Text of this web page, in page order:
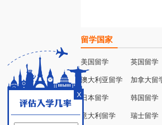
X
留学国家
美国留学 英国留学
澳大利亚留学 加拿大留
日本留学 韩国留学
意大利留学 瑞士留学